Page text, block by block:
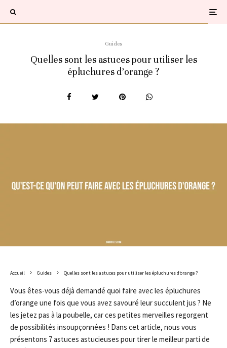
Guides
Quelles sont les astuces pour utiliser les
épluchures d’orange ?
Accueil Guides Quelles sont les astuces pour utiliser les épluchures d’orange ?
Vous êtes-vous déjà demandé quoi faire avec les épluchures
d’orange une fois que vous avez savouré leur succulent jus ? Ne
les jetez pas à la poubelle, car ces petites merveilles regorgent
de possibilités insoupçonnées ! Dans cet article, nous vous
présentons 7 astuces astucieuses pour tirer le meilleur parti de